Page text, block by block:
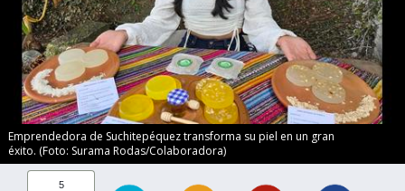
Emprendedora de Suchitepéquez transforma su piel en un gran
éxito. (Foto: Surama Rodas/Colaboradora)
5